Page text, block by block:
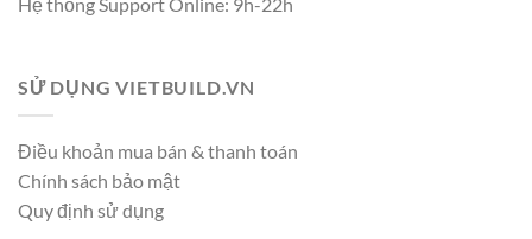
SỬ DỤNG VIETBUILD.VN
Điều khoản mua bán & thanh toán
Chính sách bảo mật
Quy định sử dụng